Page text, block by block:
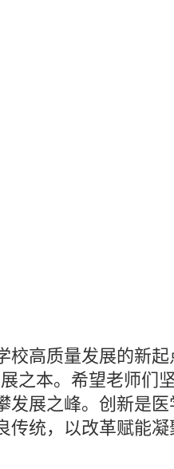
校高质量发展的新
之本。希望老师们
展之峰。创新是
统，以改革赋能